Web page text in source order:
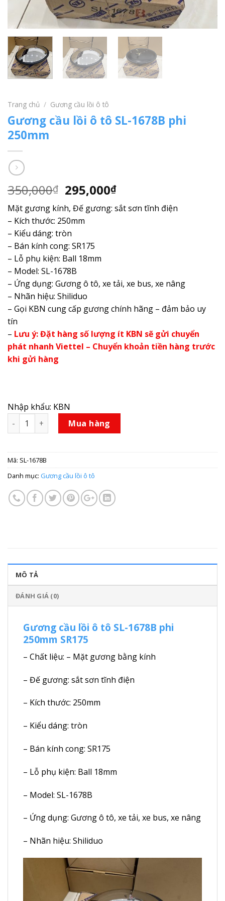
Trang chủ / Gương cầu lồi ô tô
Gương cầu lồi ô tô SL-1678B phi
250mm
350,000₫ 295,000₫
Mặt gương kính, Đế gương: sắt sơn tĩnh điện
– Kích thước: 250mm
– Kiểu dáng: tròn
– Bán kính cong: SR175
– Lỗ phụ kiện: Ball 18mm
– Model: SL-1678B
– Ứng dụng: Gương ô tô, xe tải, xe bus, xe nâng
– Nhãn hiệu: Shiliduo
– Gọi KBN cung cấp gương chính hãng – đảm bảo uy
tín
– Lưu ý: Đặt hàng số lượng ít KBN sẽ gửi chuyển
phát nhanh Viettel – Chuyển khoản tiền hàng trước
khi gửi hàng
Nhập khẩu: KBN
Gương cầu lồi ô tô SL-1678B phi 250mm số lượng
Mua hàng
Mã: SL-1678B
Danh mục: Gương cầu lồi ô tô
MÔ TẢ
ĐÁNH GIÁ (0)
Gương cầu lồi ô tô SL-1678B phi
250mm SR175
– Chất liệu: – Mặt gương bằng kính
– Đế gương: sắt sơn tĩnh điện
– Kích thước: 250mm
– Kiểu dáng: tròn
– Bán kính cong: SR175
– Lỗ phụ kiện: Ball 18mm
– Model: SL-1678B
– Ứng dụng: Gương ô tô, xe tải, xe bus, xe nâng
– Nhãn hiệu: Shiliduo